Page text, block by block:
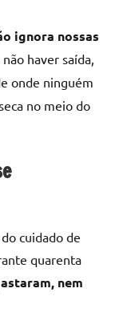
ignora nossas
haver saída,
onde ninguém
no meio do
cuidado de
quarenta
nem